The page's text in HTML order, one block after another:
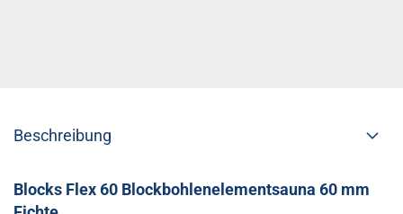
Beschreibung
Blocks Flex 60 Blockbohlenelementsauna 60 mm